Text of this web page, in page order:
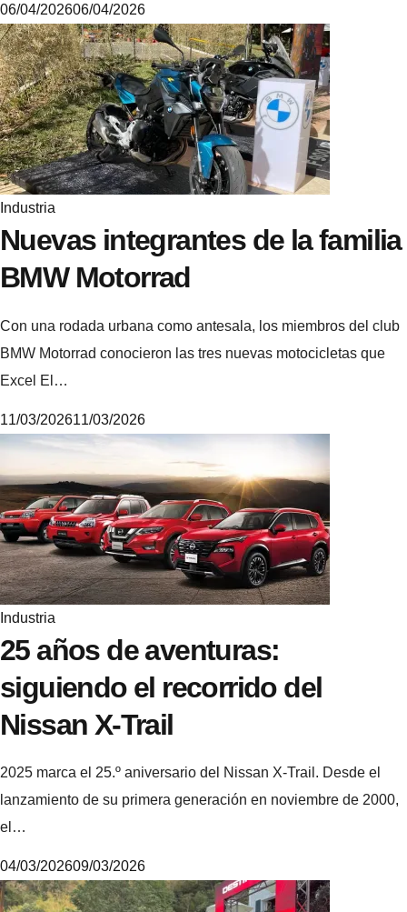
6
.
4
.
5
.
3
06/04/202606/04/2026
Industria
Nuevas integrantes de la familia
BMW Motorrad
Con una rodada urbana como antesala, los miembros del club
BMW Motorrad conocieron las tres nuevas motocicletas que
Excel El…
M
i
k
e
11/03/202611/03/2026
Industria
25 años de aventuras:
siguiendo el recorrido del
Nissan X-Trail
2025 marca el 25.º aniversario del Nissan X-Trail. Desde el
lanzamiento de su primera generación en noviembre de 2000,
el…
M
04/03/202609/03/2026